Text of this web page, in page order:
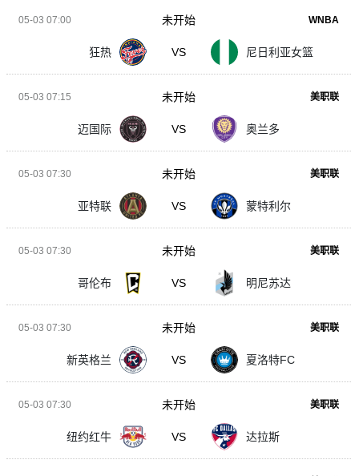
05-03 07:00 WNBA
狂热 VS 尼日利亚女篮
未开始
05-03 07:15 美职联
迈国际 VS 奥兰多
未开始
05-03 07:30 美职联
亚特联 VS 蒙特利尔
未开始
05-03 07:30 美职联
哥伦布 VS 明尼苏达
未开始
05-03 07:30 美职联
新英格兰 VS 夏洛特FC
未开始
05-03 07:30 美职联
纽约红牛 VS 达拉斯
未开始